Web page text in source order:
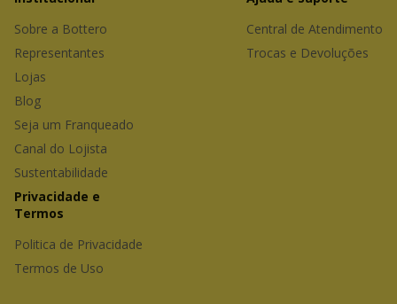
Sobre a Bottero
Representantes
Lojas
Blog
Seja um Franqueado
Canal do Lojista
Sustentabilidade
Central de Atendimento
Trocas e Devoluções
Privacidade e
Termos
Politica de Privacidade
Termos de Uso